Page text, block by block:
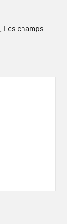
Les champs